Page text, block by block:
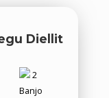
Diellit
2
Banjo